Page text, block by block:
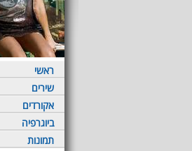
ראשי
שירים
אקורדים
ביוגרפיה
תמונות